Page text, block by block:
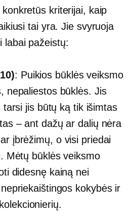
kriterijai, kaip
tai yra. Jie svyruoja
labai pažeistų:
: Puikios būklės veiksmo
nepaliestos būklės. Jis
jis būtų ką tik išimtas
– ant dažų ar dalių nėra
įbrėžimų, o visi priedai
Mėtų būklės veiksmo
didesnę kainą nei
kokybės ir